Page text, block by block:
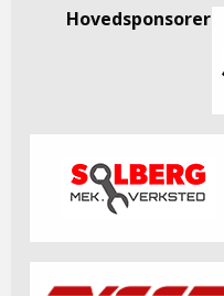
Hovedsponsorer